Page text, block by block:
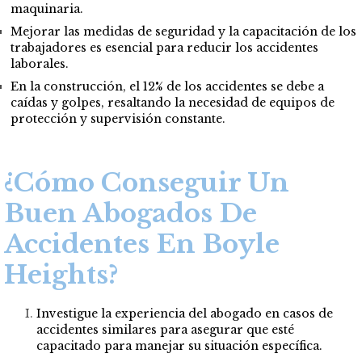
maquinaria.
Mejorar las medidas de seguridad y la capacitación de los
trabajadores es esencial para reducir los accidentes
laborales.
En la construcción, el 12% de los accidentes se debe a
caídas y golpes, resaltando la necesidad de equipos de
protección y supervisión constante.
¿Cómo Conseguir Un
Buen Abogados De
Accidentes En Boyle
Heights?
Investigue la experiencia del abogado en casos de
accidentes similares para asegurar que esté
capacitado para manejar su situación específica.